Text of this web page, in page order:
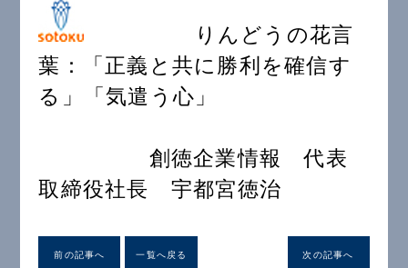
りんどうの花言
葉：「正義と共に勝利を確信す
る」「気遣う心」
創徳企業情報 代表
取締役社長 宇都宮徳治
前の記事へ 一覧へ戻る 次の記事へ